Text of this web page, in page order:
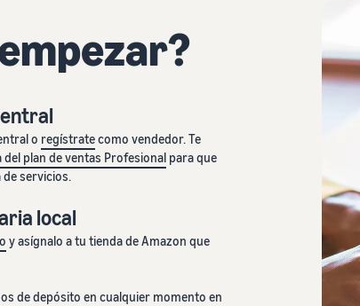
o regístratecomo vendedor. Te
del plan de ventas Profesional para que
servicios.
local
y asígnalo a tu tienda de Amazon que
de depósito en cualquier momento en